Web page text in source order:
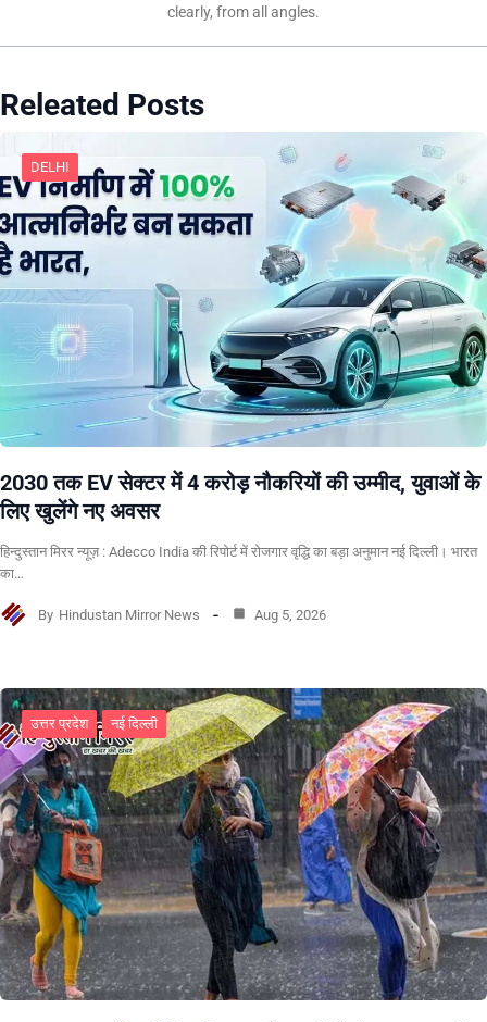
clearly, from all angles.
Releated Posts
DELHI
2030 तक EV सेक्टर में 4 करोड़ नौकरियों की उम्मीद, युवाओं के
लिए खुलेंगे नए अवसर
हिन्दुस्तान मिरर न्यूज़ : Adecco India की रिपोर्ट में रोजगार वृद्धि का बड़ा अनुमान नई दिल्ली। भारत
का…
By Hindustan Mirror News Aug 5, 2026
उत्तर प्रदेश नई दिल्ली